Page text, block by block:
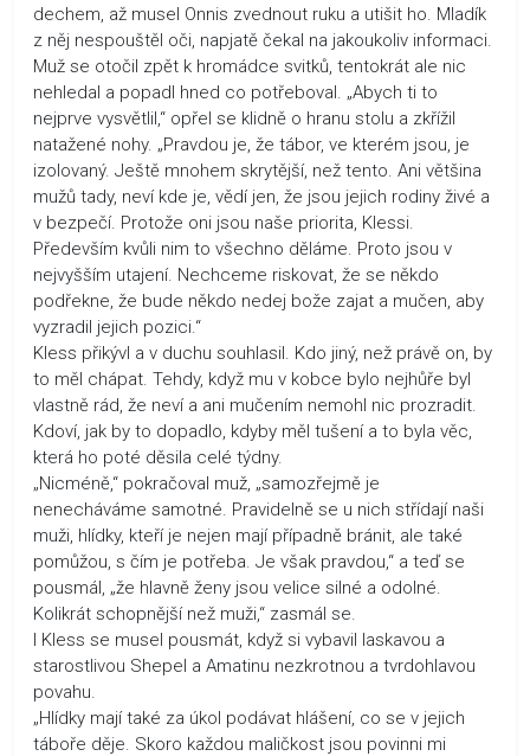
dechem, až musel Onnis zvednout ruku a utišit ho. Mladík
z něj nespouštěl oči, napjatě čekal na jakoukoliv informaci.
Muž se otočil zpět k hromádce svitků, tentokrát ale nic
nehledal a popadl hned co potřeboval. „Abych ti to
nejprve vysvětlil,“ opřel se klidně o hranu stolu a zkřížil
natažené nohy. „Pravdou je, že tábor, ve kterém jsou, je
izolovaný. Ještě mnohem skrytější, než tento. Ani většina
mužů tady, neví kde je, vědí jen, že jsou jejich rodiny živé a
v bezpečí. Protože oni jsou naše priorita, Klessi.
Především kvůli nim to všechno děláme. Proto jsou v
nejvyšším utajení. Nechceme riskovat, že se někdo
podřekne, že bude někdo nedej bože zajat a mučen, aby
vyzradil jejich pozici.“
Kless přikývl a v duchu souhlasil. Kdo jiný, než právě on, by
to měl chápat. Tehdy, když mu v kobce bylo nejhůře byl
vlastně rád, že neví a ani mučením nemohl nic prozradit.
Kdoví, jak by to dopadlo, kdyby měl tušení a to byla věc,
která ho poté děsila celé týdny.
„Nicméně,“ pokračoval muž, „samozřejmě je
nenecháváme samotné. Pravidelně se u nich střídají naši
muži, hlídky, kteří je nejen mají případně bránit, ale také
pomůžou, s čím je potřeba. Je však pravdou,“ a teď se
pousmál, „že hlavně ženy jsou velice silné a odolné.
Kolikrát schopnější než muži,“ zasmál se.
I Kless se musel pousmát, když si vybavil laskavou a
starostlivou Shepel a Amatinu nezkrotnou a tvrdohlavou
povahu.
„Hlídky mají také za úkol podávat hlášení, co se v jejich
táboře děje. Skoro každou maličkost jsou povinni mi